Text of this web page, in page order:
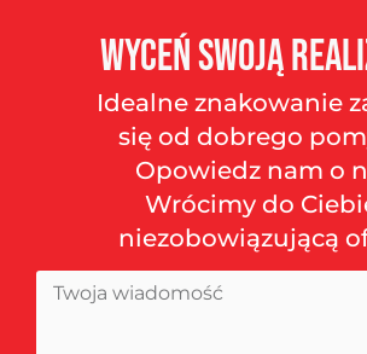
Wyceńswoją
Idealne znakowanie
się od dobrego
Opowiedz nam o
Wrócimy do
niezobowiązującą